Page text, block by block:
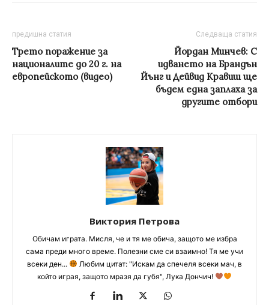
предишна статия
Трето поражение за
националите до 20 г. на
европейското (видео)
Следваща статия
Йордан Минчев: С
идването на Брандън
Йънг и Дейвид Кравиш ще
бъдем една заплаха за
другите отбори
Виктория Петрова
Обичам играта. Мисля, че и тя ме обича, защото ме избра
сама преди много време. Полезни сме си взаимно! Тя ме учи
всеки ден...
Любим цитат: "Искам да спечеля всеки мач, в
който играя, защото мразя да губя", Лука Дончич!